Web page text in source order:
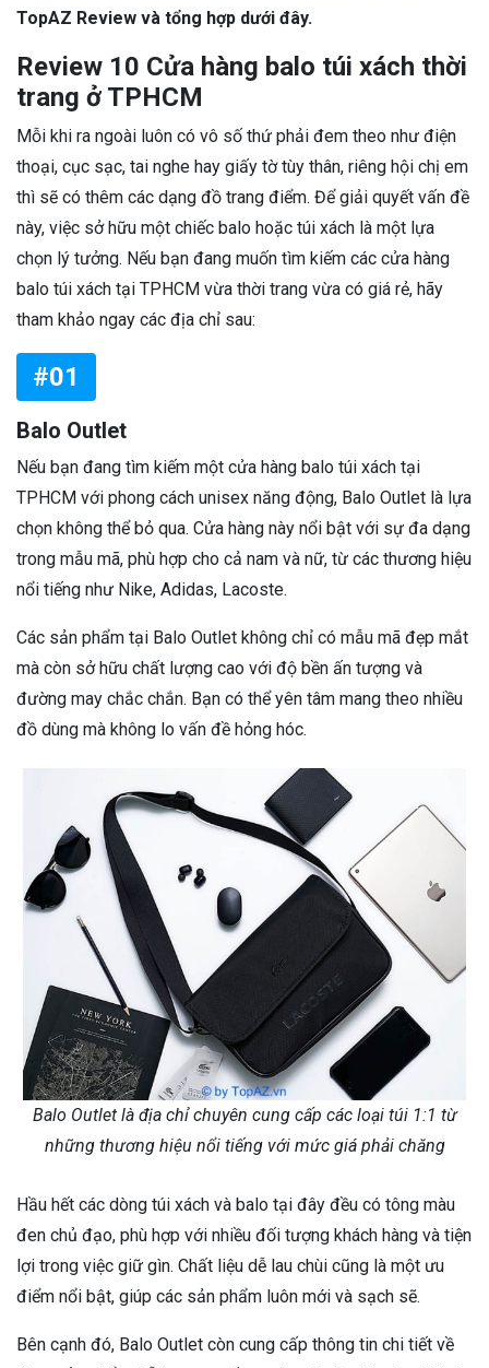
TopAZ Review và tổng hợp dưới đây.
Review 10 Cửa hàng balo túi xách thời
trang ở TPHCM
Mỗi khi ra ngoài luôn có vô số thứ phải đem theo như điện
thoại, cục sạc, tai nghe hay giấy tờ tùy thân, riêng hội chị em
thì sẽ có thêm các dạng đồ trang điểm. Để giải quyết vấn đề
này, việc sở hữu một chiếc balo hoặc túi xách là một lựa
chọn lý tưởng. Nếu bạn đang muốn tìm kiếm các cửa hàng
balo túi xách tại TPHCM vừa thời trang vừa có giá rẻ, hãy
tham khảo ngay các địa chỉ sau:
#01
Balo Outlet
Nếu bạn đang tìm kiếm một cửa hàng balo túi xách tại
TPHCM với phong cách unisex năng động, Balo Outlet là lựa
chọn không thể bỏ qua. Cửa hàng này nổi bật với sự đa dạng
trong mẫu mã, phù hợp cho cả nam và nữ, từ các thương hiệu
nổi tiếng như Nike, Adidas, Lacoste.
Các sản phẩm tại Balo Outlet không chỉ có mẫu mã đẹp mắt
mà còn sở hữu chất lượng cao với độ bền ấn tượng và
đường may chắc chắn. Bạn có thể yên tâm mang theo nhiều
đồ dùng mà không lo vấn đề hỏng hóc.
Balo Outlet là địa chỉ chuyên cung cấp các loại túi 1:1 từ
những thương hiệu nổi tiếng với mức giá phải chăng
Hầu hết các dòng túi xách và balo tại đây đều có tông màu
đen chủ đạo, phù hợp với nhiều đối tượng khách hàng và tiện
lợi trong việc giữ gìn. Chất liệu dễ lau chùi cũng là một ưu
điểm nổi bật, giúp các sản phẩm luôn mới và sạch sẽ.
Bên cạnh đó, Balo Outlet còn cung cấp thông tin chi tiết về